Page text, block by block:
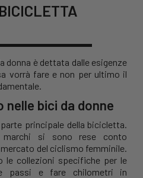
donna è dettata dalle esigenze
vorrà fare e non per ultimo il
bici da donne
principale della bicicletta.
si sono rese conto
del ciclismo femminile.
le collezioni specifiche per le
passi e fare chilometri in